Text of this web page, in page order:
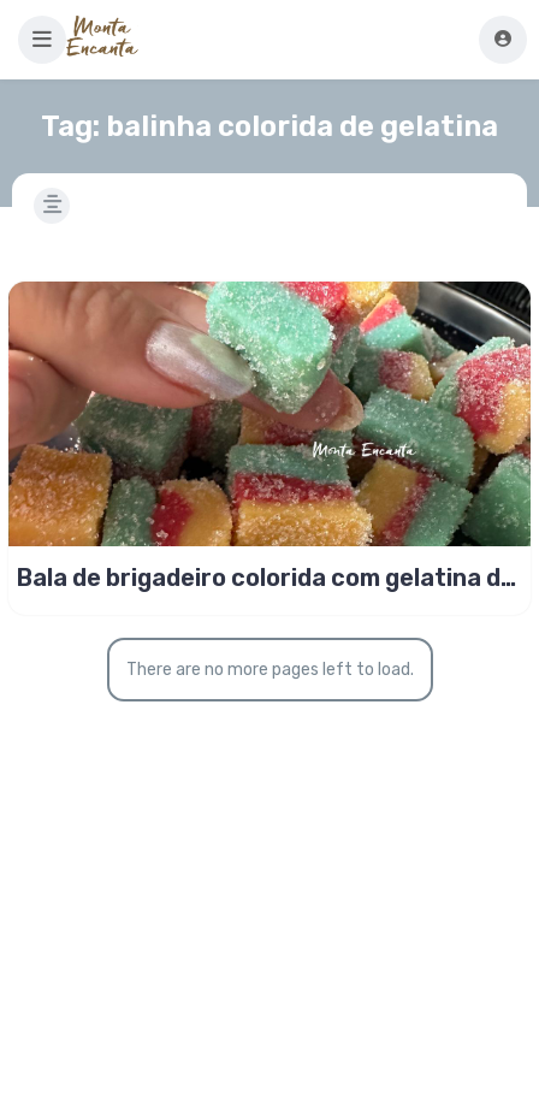
Tag: balinha colorida de gelatina
Bala de brigadeiro colorida com gelatina do
There are no more pages left to load.